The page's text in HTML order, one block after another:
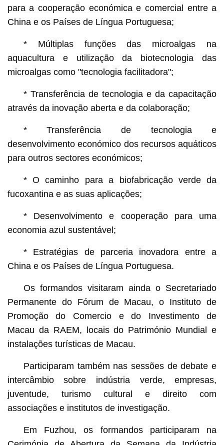
para a cooperação económica e comercial entre a
China e os Países de Língua Portuguesa;
* Múltiplas funções das microalgas na
aquacultura e utilização da biotecnologia das
microalgas como "tecnologia facilitadora";
* Transferência de tecnologia e da capacitação
através da inovação aberta e da colaboração;
* Transferência de tecnologia e
desenvolvimento económico dos recursos aquáticos
para outros sectores económicos;
* O caminho para a biofabricação verde da
fucoxantina e as suas aplicações;
* Desenvolvimento e cooperação para uma
economia azul sustentável;
* Estratégias de parceria inovadora entre a
China e os Países de Língua Portuguesa.
Os formandos visitaram ainda o Secretariado
Permanente do Fórum de Macau, o Instituto de
Promoção do Comercio e do Investimento de
Macau da RAEM, locais do Património Mundial e
instalações turísticas de Macau.
Participaram também nas sessões de debate e
intercâmbio sobre indústria verde, empresas,
juventude, turismo cultural e direito com
associações e institutos de investigação.
Em Fuzhou, os formandos participaram na